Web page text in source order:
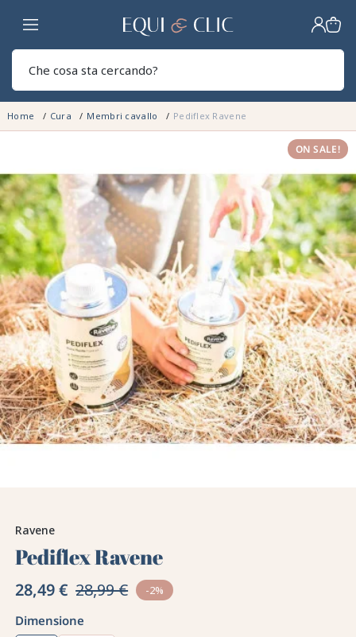
Casa
Home Cura Membri cavallo Pediflex Ravene
ON SALE!
Ravene
Pediflex Ravene
28,49 € 28,99 € -2%
Dimensione